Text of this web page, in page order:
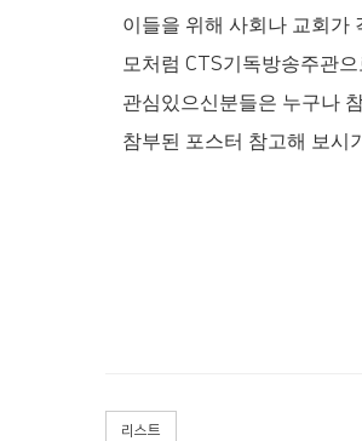
이들을 위해 사회나 교회가
모처럼 CTS기독방송주관으
관심있으신분들은 누구나
참부된 포스터 참고해 보시
리스트